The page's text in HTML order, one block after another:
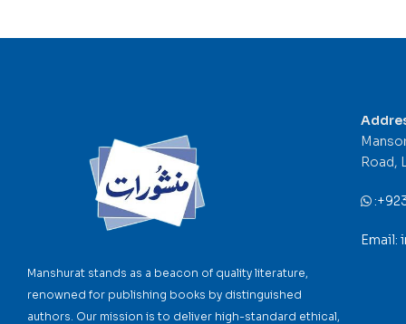
Manshurat stands as a beacon of quality literature,
renowned for publishing books by distinguished
authors. Our mission is to deliver high-standard ethical,
Road,
:
Email: